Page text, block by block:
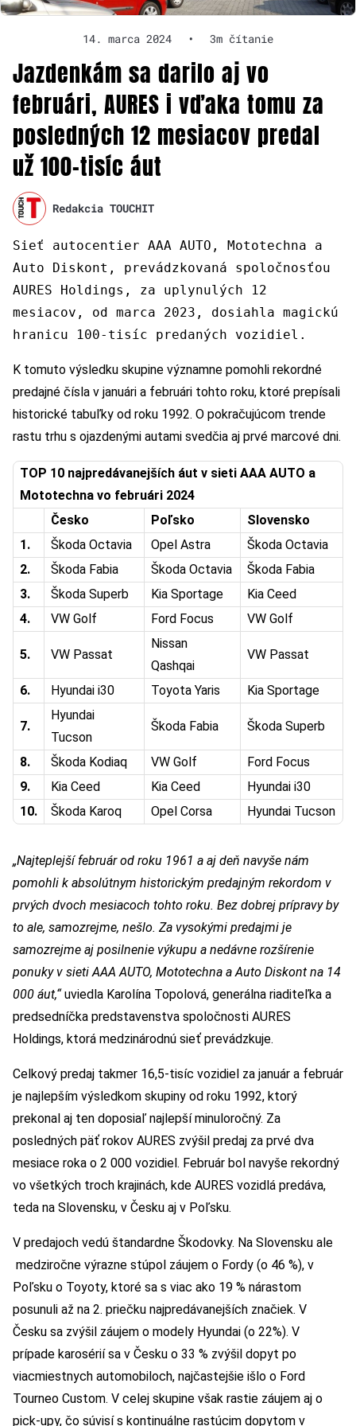
14. marca 2024 • 3m čítanie
Jazdenkám sa darilo aj vo
februári, AURES i vďaka tomu za
posledných 12 mesiacov predal
už 100-tisíc áut
Redakcia TOUCHIT
Sieť autocentier AAA AUTO, Mototechna a
Auto Diskont, prevádzkovaná spoločnosťou
AURES Holdings, za uplynulých 12
mesiacov, od marca 2023, dosiahla magickú
hranicu 100-tisíc predaných vozidiel.
K tomuto výsledku skupine významne pomohli rekordné
predajné čísla v januári a februári tohto roku, ktoré prepísali
historické tabuľky od roku 1992. O pokračujúcom trende
rastu trhu s ojazdenými autami svedčia aj prvé marcové dni.
TOP 10 najpredávanejších áut v sieti AAA AUTO a
Mototechna vo februári 2024
Česko
Poľsko
Slovensko
1.
Škoda Octavia Opel Astra
Škoda Octavia
2.
Škoda Fabia Škoda Octavia
Škoda Fabia
3.
Škoda Superb Kia Sportage
Kia Ceed
4.
VW Golf Ford Focus VW Golf
5. VW Passat
Nissan
Qashqai
VW Passat
6. Hyundai i30 Toyota Yaris Kia Sportage
7.
Hyundai
Tucson
Škoda Fabia Škoda Superb
8. Škoda Kodiaq VW Golf
Ford Focus
9.
Kia Ceed Kia Ceed
Hyundai i30
10.
Škoda Karoq Opel Corsa Hyundai Tucson
„Najteplejší február od roku 1961 a aj deň navyše nám
pomohli k absolútnym historickým predajným rekordom v
prvých dvoch mesiacoch tohto roku. Bez dobrej prípravy by
to ale, samozrejme, nešlo. Za vysokými predajmi je
samozrejme aj posilnenie výkupu a nedávne rozšírenie
ponuky v sieti AAA AUTO, Mototechna a Auto Diskont na 14
000 áut,“uviedla Karolína Topolová, generálna riaditeľka a
predsedníčka predstavenstva spoločnosti AURES
Holdings, ktorá medzinárodnú sieť prevádzkuje.
Celkový predaj takmer 16,5-tisíc vozidiel za január a február
je najlepším výsledkom skupiny od roku 1992, ktorý
prekonal aj ten doposiaľ najlepší minuloročný. Za
posledných päť rokov AURES zvýšil predaj za prvé dva
mesiace roka o 2 000 vozidiel. Február bol navyše rekordný
vo všetkých troch krajinách, kde AURES vozidlá predáva,
teda na Slovensku, v Česku aj v Poľsku.
V predajoch vedú štandardne Škodovky. Na Slovensku ale
medziročne výrazne stúpol záujem o Fordy (o 46 %), v
Poľsku o Toyoty, ktoré sa s viac ako 19 % nárastom
posunuli až na 2. priečku najpredávanejších značiek. V
Česku sa zvýšil záujem o modely Hyundai (o 22%). V
prípade karosérií sa v Česku o 33 % zvýšil dopyt po
viacmiestnych automobiloch, najčastejšie išlo o Ford
Tourneo Custom. V celej skupine však rastie záujem aj o
pick-upy, čo súvisí s kontinuálne rastúcim dopytom v